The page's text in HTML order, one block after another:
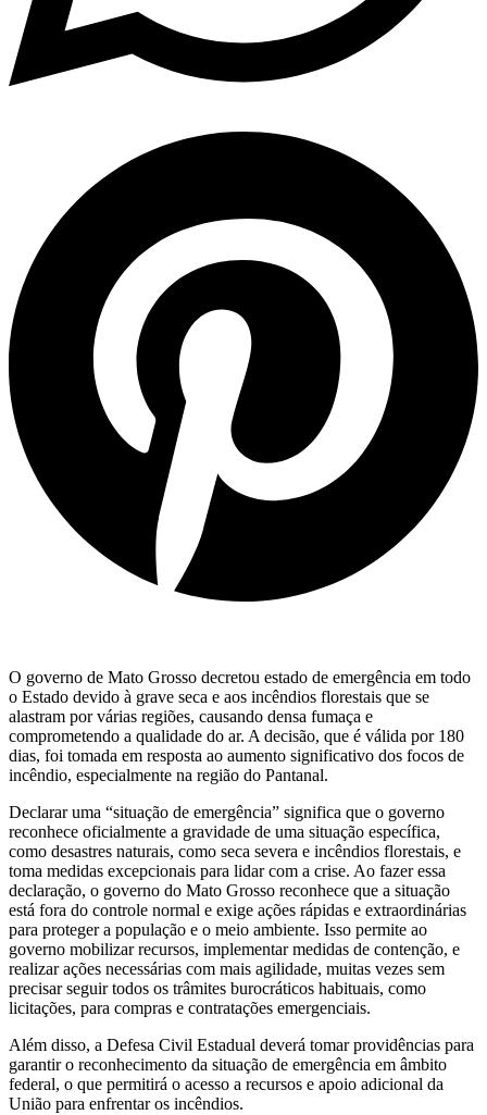
O governo de Mato Grosso decretou estado de emergência em todo
o Estado devido à grave seca e aos incêndios florestais que se
alastram por várias regiões, causando densa fumaça e
comprometendo a qualidade do ar. A decisão, que é válida por 180
dias, foi tomada em resposta ao aumento significativo dos focos de
incêndio, especialmente na região do Pantanal.
Declarar uma “situação de emergência” significa que o governo
reconhece oficialmente a gravidade de uma situação específica,
como desastres naturais, como seca severa e incêndios florestais, e
toma medidas excepcionais para lidar com a crise. Ao fazer essa
declaração, o governo do Mato Grosso reconhece que a situação
está fora do controle normal e exige ações rápidas e extraordinárias
para proteger a população e o meio ambiente. Isso permite ao
governo mobilizar recursos, implementar medidas de contenção, e
realizar ações necessárias com mais agilidade, muitas vezes sem
precisar seguir todos os trâmites burocráticos habituais, como
licitações, para compras e contratações emergenciais.
Além disso, a Defesa Civil Estadual deverá tomar providências para
garantir o reconhecimento da situação de emergência em âmbito
federal, o que permitirá o acesso a recursos e apoio adicional da
União para enfrentar os incêndios.